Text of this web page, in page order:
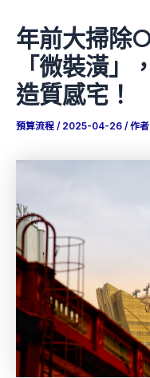
年前大掃除
「微裝潢」
造質感宅！
預算流程 / 2025-04-26 / 作